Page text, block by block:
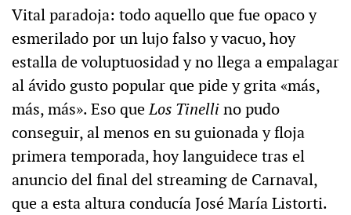
Vital paradoja: todo aquello que fue opaco y
esmerilado por un lujo falso y vacuo, hoy
estalla de voluptuosidad y no llega a empalagar
al ávido gusto popular que pide y grita «más,
más, más». Eso queLos Tinellino pudo
conseguir, al menos en su guionada y floja
primera temporada, hoy languidece tras el
anuncio del final del streaming de Carnaval,
que a esta altura conducía José María Listorti.